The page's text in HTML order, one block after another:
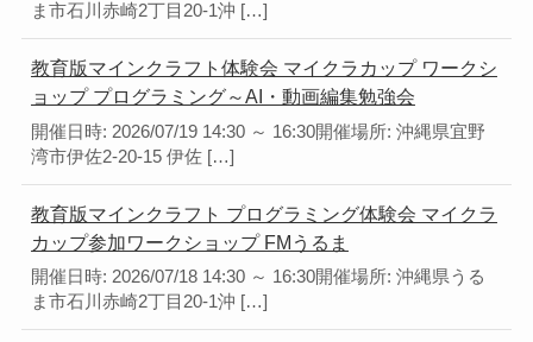
ま市石川赤崎2丁目20-1沖 […]
教育版マインクラフト体験会 マイクラカップ ワークシ
ョップ プログラミング～AI・動画編集勉強会
開催日時: 2026/07/19 14:30 ～ 16:30開催場所: 沖縄県宜野
湾市伊佐2-20-15 伊佐 […]
教育版マインクラフト プログラミング体験会 マイクラ
カップ参加ワークショップ FMうるま
開催日時: 2026/07/18 14:30 ～ 16:30開催場所: 沖縄県うる
ま市石川赤崎2丁目20-1沖 […]